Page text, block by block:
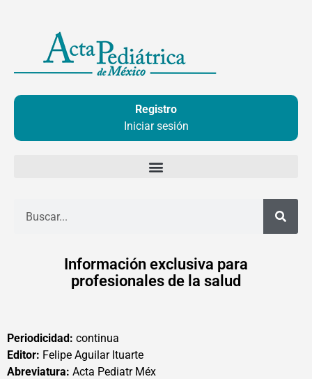
contenido
Registro
Iniciar sesión
Información exclusiva para
profesionales de la salud
Periodicidad: continua
Editor: Felipe Aguilar Ituarte
Abreviatura: Acta Pediatr Méx